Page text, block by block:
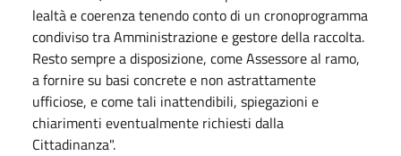
lealtà e coerenza tenendo conto di un cronoprogramma
condiviso tra Amministrazione e gestore della raccolta.
Resto sempre a disposizione, come Assessore al ramo,
a fornire su basi concrete e non astrattamente
ufficiose, e come tali inattendibili, spiegazioni e
chiarimenti eventualmente richiesti dalla
Cittadinanza".